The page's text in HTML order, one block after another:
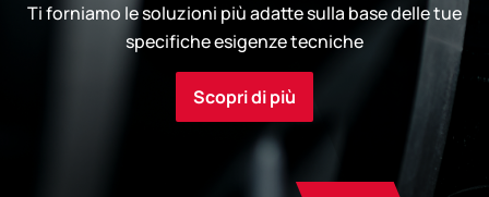
Ti forniamo le soluzioni più adatte sulla base delle tue
specifiche esigenze tecniche
Scopri di più